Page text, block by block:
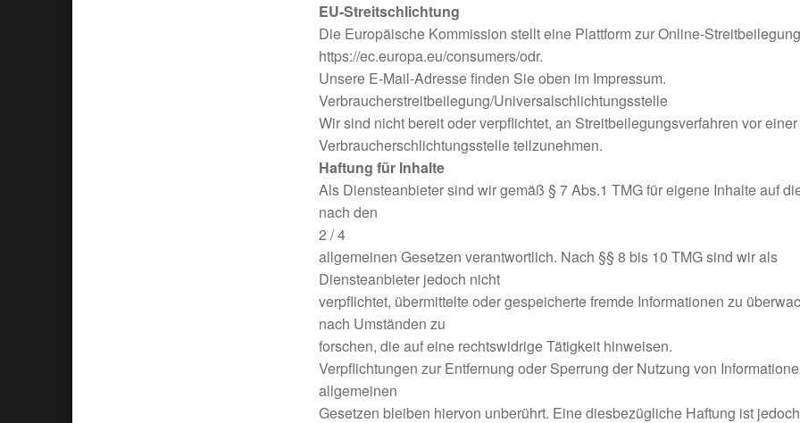
EU-Streitschlichtung
Die Europäische Kommission stellt eine Plattform zur Online-
https://ec.europa.eu/consumers/odr.
Unsere E-Mail-Adresse finden Sie oben im Impressum.
Verbraucherstreitbeilegung/Universalschlichtungsstelle
Wir sind nicht bereit oder verpflichtet, an Streitbeilegungsverfahren vor einer
Verbraucherschlichtungsstelle teilzunehmen.
Haftung für Inhalte
Als Diensteanbieter sind wir gemäß § 7 Abs.1 TMG für eigene Inhalte auf
nach den
2 / 4
allgemeinen Gesetzen verantwortlich. Nach §§ 8 bis 10 TMG sind wir als
Diensteanbieter jedoch nicht
verpflichtet, übermittelte oder gespeicherte fremde Informationen zu
nach Umständen zu
forschen, die auf eine rechtswidrige Tätigkeit hinweisen.
Verpflichtungen zur Entfernung oder Sperrung der Nutzung von
allgemeinen
Gesetzen bleiben hiervon unberührt. Eine diesbezügliche Haftung ist